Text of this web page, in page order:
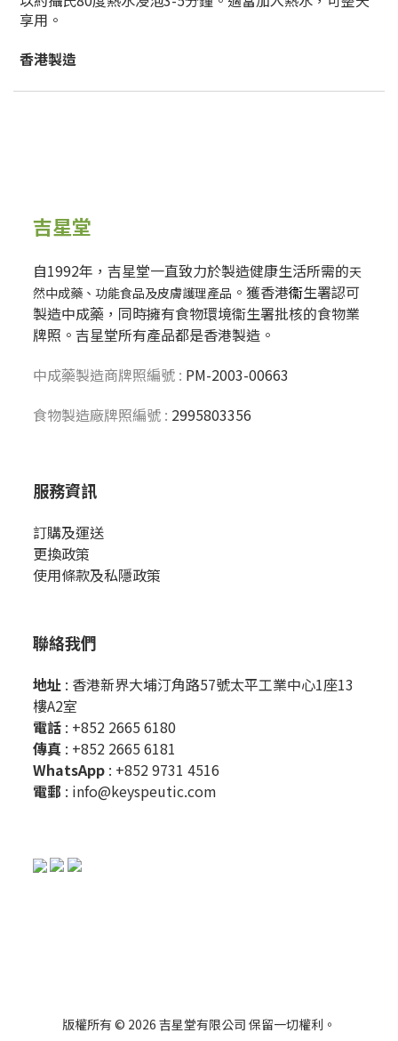
享用。
香港製造
吉星堂
自1992年，吉星堂一直致力於製造健康生活所需的天
然中成藥、功能食品及皮膚護理產品 。獲香港衞生署認可
製造中成藥，同時擁有食物環境衞生署批核的食物業
牌照。吉星堂所有產品都是香港製造。
中成藥製造商牌照編號 : PM-2003-00663
食物製造廠牌照編號 : 2995803356
服務資訊
訂購及運送
更換政策
使用條款及私隱政策
聯絡我們
地址 : 香港新界大埔汀角路57號太平工業中心1座13
樓A2室
電話 : +852 2665 6180
傳真 : +852 2665 6181
WhatsApp : +852 9731 4516
電郵 : info@keyspeutic.com
版權所有 © 2026 吉星堂有限公司 保留一切權利。